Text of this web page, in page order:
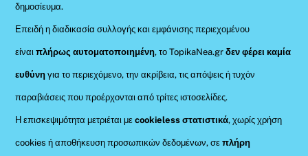
δημοσίευμα.
Επειδή η διαδικασία συλλογής και εμφάνισης περιεχομένου
είναιπλήρως αυτοματοποιημένη, το TopikaNea.grδεν φέρει καμία
ευθύνη για το περιεχόμενο, την ακρίβεια, τις απόψεις ή τυχόν
παραβιάσεις που προέρχονται από τρίτες ιστοσελίδες.
Η επισκεψιμότητα μετριέται μεcookieless στατιστικά, χωρίς χρήση
cookies ή αποθήκευση προσωπικών δεδομένων, σεπλήρη